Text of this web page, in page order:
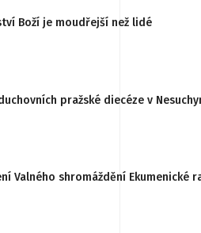
Boží je moudřejší než lidé
pražské diecéze v
Valného shromáždění